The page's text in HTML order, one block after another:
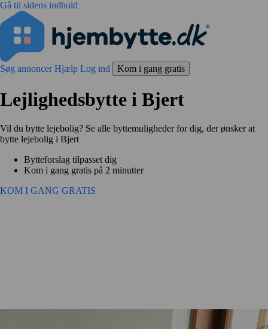
Gå til sidens indhold
Søg annoncerHjælp Log ind Kom i gang gratis
Lejlighedsbytte i Bjert
Vil du bytte lejebolig? Se alle byttemuligheder for dig, der ønsker at
bytte lejebolig i Bjert
Bytteforslag tilpasset dig
Kom i gang gratis på 2 minutter
KOM I GANG GRATIS